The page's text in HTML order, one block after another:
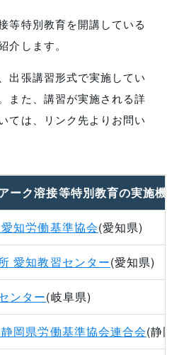
ンター(関東各県)
等特別教育を開講している
介します。
出張講習形式で実施してい
また、講習が実施される詳
ては、リンク先よりお問い
ーク溶接等特別教育の実施機関
知労働基準協会(愛知県)
愛知教習センター(愛知県)
ンター(岐阜県)
岡県労働基準協会連合会(静岡